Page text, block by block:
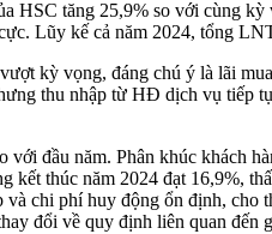
tăng 25,9% so với cùng
Lũy kế cả năm 2024, tổng
kỳ vọng, đáng chú ý là lãi
thu nhập từ HĐ dịch vụ
đầu năm. Phân khúc khách
thúc năm 2024 đạt 16,9%,
chi phí huy động ổn định,
đổi về quy định liên quan đến